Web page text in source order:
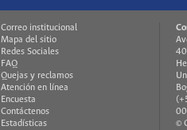
Correo institucional
Mapa del sitio
Redes Sociales
FAQ
Quejas y reclamos
Atención en línea
Encuesta
Contáctenos
Estadísticas
©